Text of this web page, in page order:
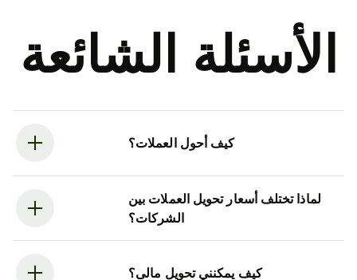
الأسئلة الشائعة
كيف أحول العملات؟
لماذا تختلف أسعار تحويل العملات بين
الشركات؟
كيف يمكنني تحويل مالى؟